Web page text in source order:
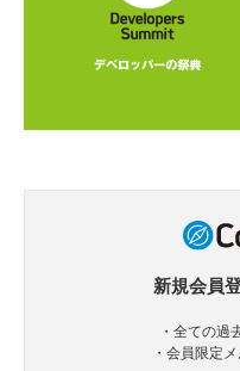
新規会員
・全ての過
・会員限定